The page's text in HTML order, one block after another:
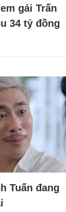
gái Trấn
34 tỷ đồng
Tuấn đang